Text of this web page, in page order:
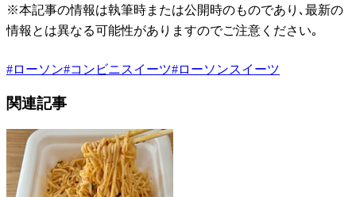
※本記事の情報は執筆時または公開時のものであり､最新の
情報とは異なる可能性がありますのでご注意ください｡
#ローソン#コンビニスイーツ#ローソンスイーツ
関連記事